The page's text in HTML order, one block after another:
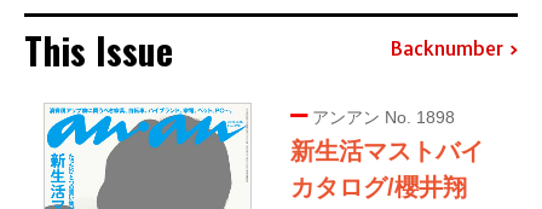
This Issue Backnumber
アンアン No. 1898
新生活マストバイ
カタログ/櫻井翔